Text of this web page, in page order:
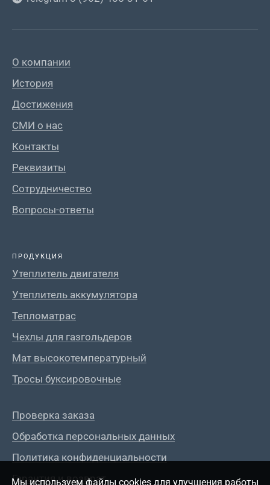
О компании
История
Достижения
СМИ о нас
Контакты
Реквизиты
Сотрудничество
Вопросы-ответы
ПРОДУКЦИЯ
Утеплитель двигателя
Утеплитель аккумулятора
Тепломатрас
Чехлы для газгольдеров
Мат высокотемпературный
Тросы буксировочные
Проверка заказа
Обработка персональных данных
Политика конфиденциальности
Гарантия и возврат
Мы используем файлы cookies для улучшения работы